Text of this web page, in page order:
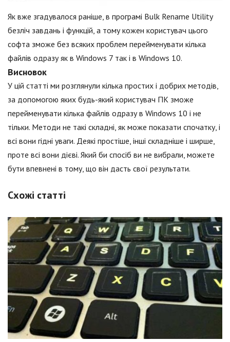
Як вже згадувалося раніше, в програмі Bulk Rename Utility
безліч завдань і функцій, а тому кожен користувач цього
софта зможе без всяких проблем перейменувати кілька
файлів одразу як в Windows 7 так і в Windows 10.
Висновок
У цій статті ми розглянули кілька простих і добрих методів,
за допомогою яких будь-який користувач ПК зможе
перейменувати кілька файлів одразу в Windows 10 і не
тільки. Методи не такі складні, як може показати спочатку, і
всі вони гідні уваги. Деякі простіше, інші складніше і ширше,
проте всі вони дієві. Який би спосіб ви не вибрали, можете
бути впевнені в тому, що він дасть свої результати.
Схожі статті